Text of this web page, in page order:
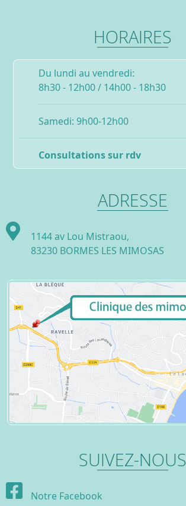
HORAIRES
Du lundi au vendredi:
8h30 - 12h00 / 14h00 - 18h30
Samedi: 9h00-12h00
Consultations sur rdv
ADRESSE
1144 av Lou Mistraou,
83230 BORMES LES MIMOSAS
SUIVEZ-NOUS
Notre Facebook